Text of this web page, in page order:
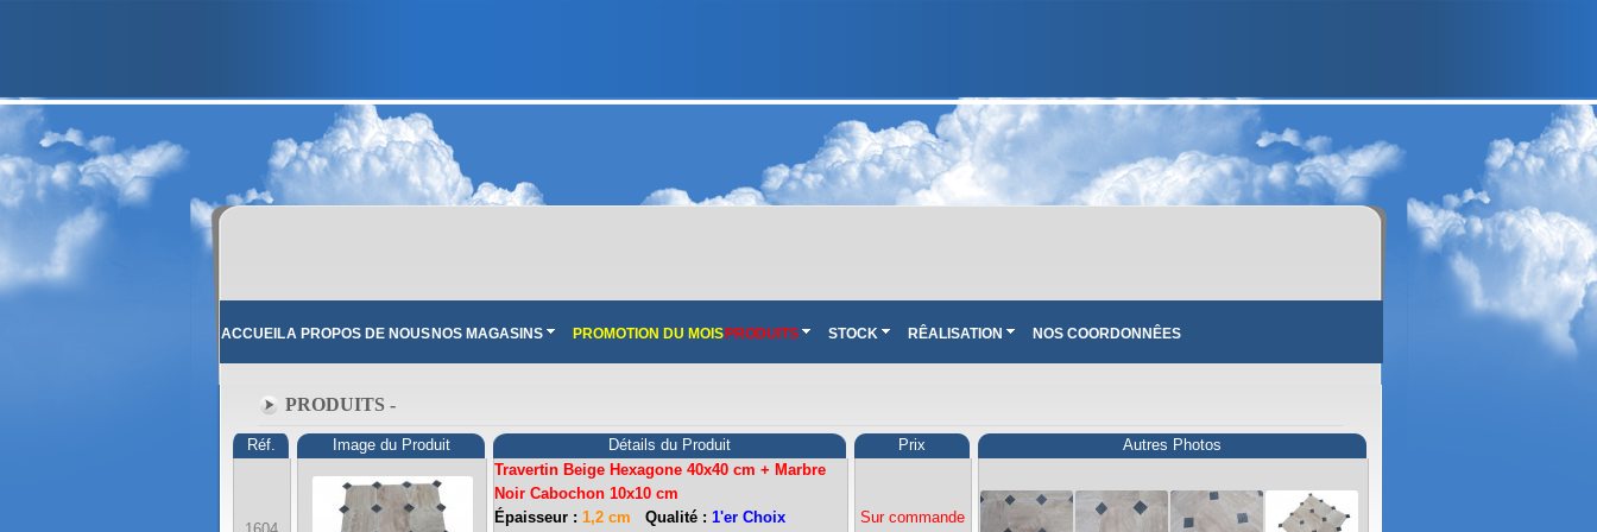
ACCUEILA PROPOS DE NOUS NOS MAGASINS PROMOTION DU MOIS PRODUITS STOCK RÊALISATION NOS COORDONNÊES
PRODUITS -
Réf. Image du Produit Détails du Produit Prix Autres Photos
Travertin Beige Hexagone 40x40 cm + Marbre
Noir Cabochon 10x10 cm
Épaisseur : 1,2 cm Qualité : 1'er Choix
Sur commande